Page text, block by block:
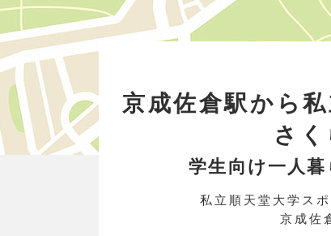
京成佐倉駅から
さ
学生向け一人
私立順天堂大学ス
京成佐